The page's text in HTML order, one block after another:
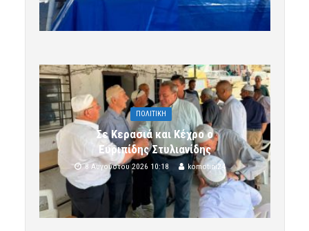
ΠΟΛΙΤΙΚΗ
Σε Κερασιά και Κέχρο ο
Ευριπίδης Στυλιανίδης
8 Αυγούστου 2026 10:18 komotini24